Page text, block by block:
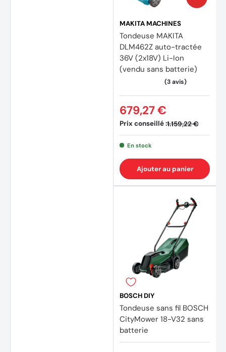
MAKITA MACHINES
Tondeuse MAKITA
DLM462Z auto-tractée
36V (2x18V) Li-Ion
(vendu sans batterie)
Prix conseillé :1.159,22 €
679,27 €
En stock
Ajouter au panier
BOSCH DIY
Tondeuse sans fil BOSCH
CityMower 18-V32 sans
batterie